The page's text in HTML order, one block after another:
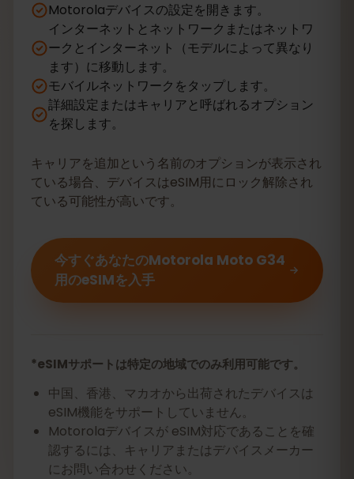
Motorolaデバイスの設定を開きます。
インターネットとネットワークまたはネットワ
ークとインターネット（モデルによって異なり
ます）に移動します。
モバイルネットワークをタップします。
詳細設定またはキャリアと呼ばれるオプション
を探します。
キャリアを追加という名前のオプションが表示され
ている場合、デバイスはeSIM用にロック解除され
ている可能性が高いです。
今すぐあなたのMotorola Moto G34
用のeSIMを入手
*eSIMサポートは特定の地域でのみ利用可能です。
中国、香港、マカオから出荷されたデバイスは
eSIM機能をサポートしていません。
Motorolaデバイスが eSIM対応であることを確
認するには、キャリアまたはデバイスメーカー
にお問い合わせください。